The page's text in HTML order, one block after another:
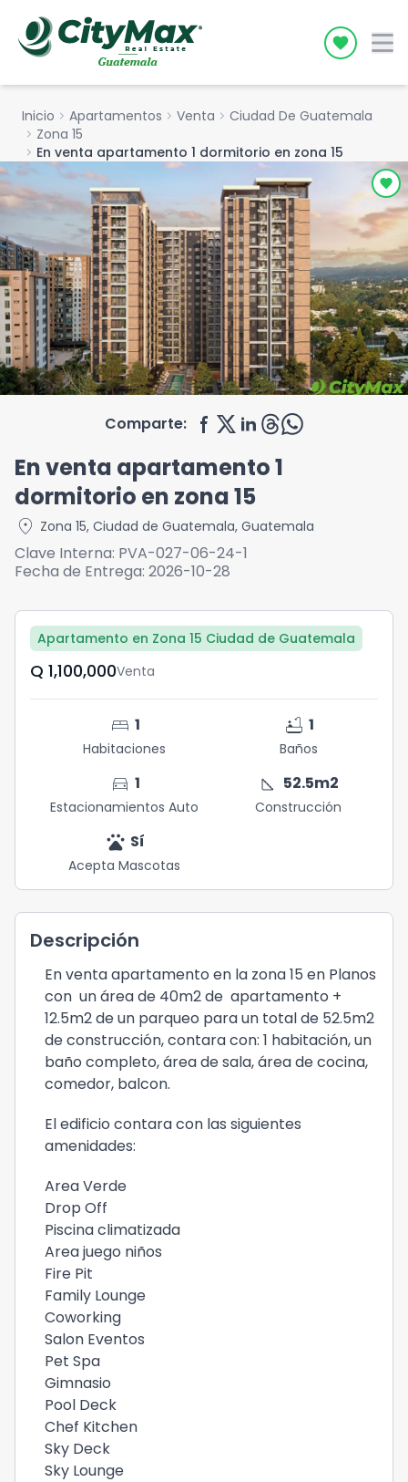
Icon
Inicio chevron_right Apartamentos chevron_right Venta chevron_right Ciudad De Guatemala
chevron_right Zona 15
chevron_right En venta apartamento 1 dormitorio en zona 15
Comparte:
En venta apartamento 1
dormitorio en zona 15
location_on Zona 15, Ciudad de Guatemala, Guatemala
Clave Interna: PVA-027-06-24-1
Fecha de Entrega: 2026-10-28
Apartamento en Zona 15 Ciudad de Guatemala
Q	1,100,000Venta
bed 1
Habitaciones
bathtub 1
Baños
directions_car 1
Estacionamientos Auto
square_foot 52.5m2
Construcción
pets Sí
Acepta Mascotas
Descripción
En venta apartamento en la zona 15 en Planos
con un área de 40m2 de apartamento +
12.5m2 de un parqueo para un total de 52.5m2
de construcción, contara con: 1 habitación, un
baño completo, área de sala, área de cocina,
comedor, balcon.
El edificio contara con las siguientes
amenidades:
Area Verde
Drop Off
Piscina climatizada
Area juego niños
Fire Pit
Family Lounge
Coworking
Salon Eventos
Pet Spa
Gimnasio
Pool Deck
Chef Kitchen
Sky Deck
Sky Lounge